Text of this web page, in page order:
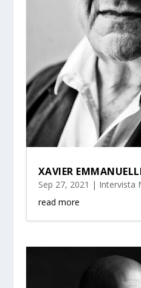
XAVIER
Sep 27, 2021 | Intervista
read more